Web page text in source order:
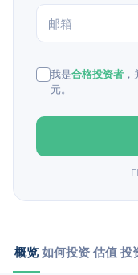
我是合格投资者
元。
概览 如何投资 估值 投